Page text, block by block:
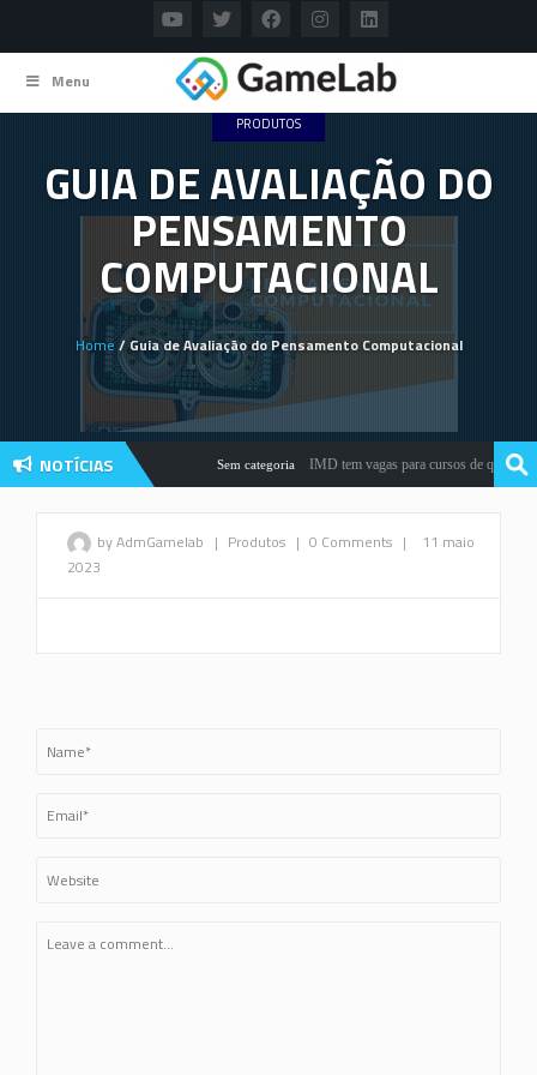
Menu
PRODUTOS
GUIA DE AVALIAÇÃO DO
PENSAMENTO
COMPUTACIONAL
Home/ Guia de Avaliação do Pensamento Computacional
NOTÍCIAS Sem categoria IMD tem vagas para cursos de
by AdmGamelab | Produtos | 0 Comments |
11 maio
2023